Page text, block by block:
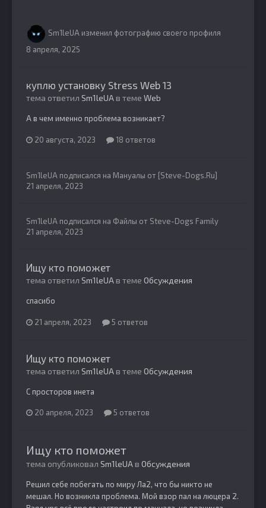
Sm1leUA изменил фотографию своего профиля
8 апреля, 2025
куплю установку Stress Web 13
тема ответил Sm1leUAв теме Web
А в чем именно проблема возникает?
20 августа, 2023 18 ответов
Sm1leUA подписался на Мануалы от [Steve-Dogs.Ru]
21 апреля, 2023
Sm1leUA подписался на Файлы от Steve-Dogs Family
21 апреля, 2023
Ищу кто поможет
тема ответил Sm1leUAв теме Обсуждения
спасибо
21 апреля, 2023 5 ответов
Ищу кто поможет
тема ответил Sm1leUAв теме Обсуждения
С просторов инета
20 апреля, 2023 5 ответов
Ищу кто поможет
тема опубликовал Sm1leUAв Обсуждения
Решил себе побегать по миру Ла2, что бы никто не
мешал. Но возникла проблема. Мой взор пал на люцера 2.